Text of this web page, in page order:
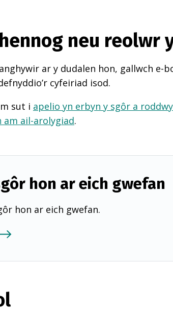
neu reolwr
ar y dudalen hon, gallwch e-
cyfeiriad isod.
sut i apelio yn erbyn y sgôr a
am ail-arolygiad.
hon ar eich gwefan
hon ar eich gwefan.